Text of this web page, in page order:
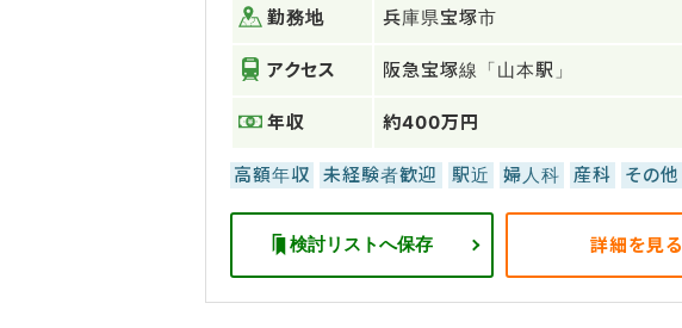
勤務地 兵庫県宝塚市
アクセス 阪急宝塚線「山本駅」
年収 約400万円
高額年収 未経験者歓迎 駅近 婦人科 産科 その他
検討リストへ保存 詳細を見る